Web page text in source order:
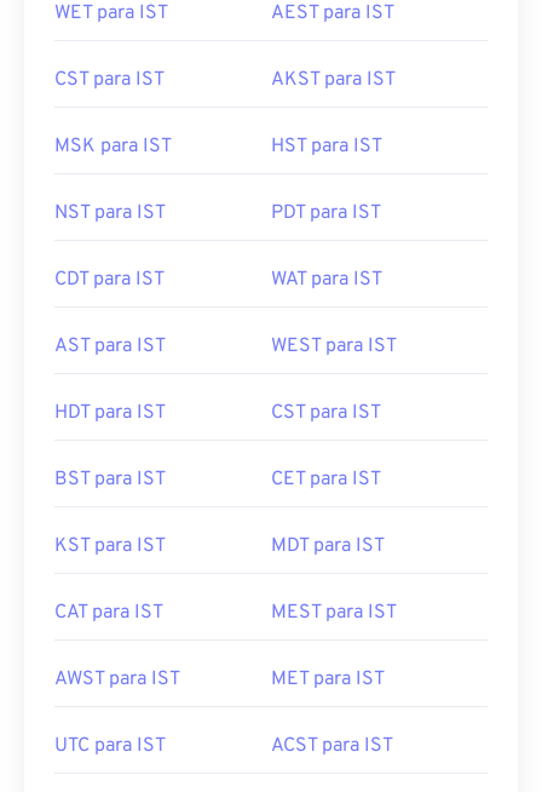
WET para IST AEST para IST
CST para IST AKST para IST
MSK para IST HST para IST
NST para IST PDT para IST
CDT para IST WAT para IST
AST para IST WEST para IST
HDT para IST CST para IST
BST para IST CET para IST
KST para IST MDT para IST
CAT para IST MEST para IST
AWST para IST MET para IST
UTC para IST ACST para IST